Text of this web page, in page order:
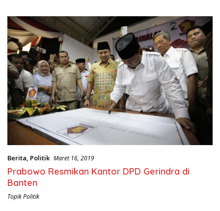
Berita, Politik Maret 16, 2019
Prabowo Resmikan Kantor DPD Gerindra di
Banten
Topik Politik